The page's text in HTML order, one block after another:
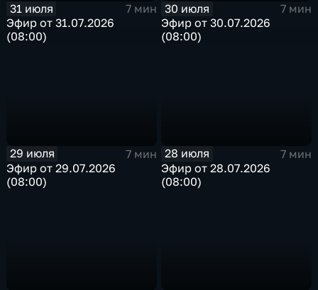
31 июля
7 мин
Эфир от 31.07.2026
(08:00)
30 июля
7 мин
Эфир от 30.07.2026
(08:00)
29 июля
7 мин
Эфир от 29.07.2026
(08:00)
28 июля
7 мин
Эфир от 28.07.2026
(08:00)